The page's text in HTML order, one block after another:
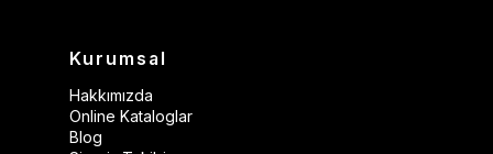
Kurumsal
Hakkımızda
Online Kataloglar
Blog